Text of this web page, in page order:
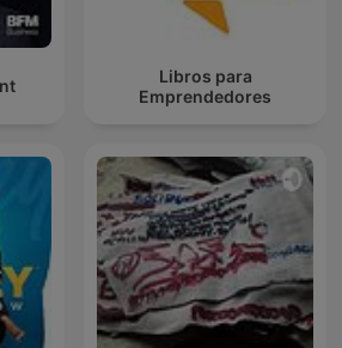
Libros para
Emprendedores